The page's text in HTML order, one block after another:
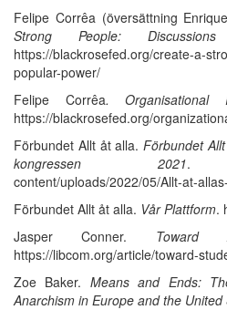
Felipe Corrêa (översättning
Strong People:
https://blackrosefed.org/create-a-
popular-power/
Felipe Corrêa. Organisational
https://blackrosefed.org/
Förbundet Allt åt alla.Förbundet
kongressen 2021.
content/uploads/2022/05/Allt-at-
Förbundet Allt åt alla. Vår Plattform.
Jasper Conner. Toward
https://libcom.org/article/toward-
Zoe Baker. Means and Ends:
Anarchism in Europe and the United